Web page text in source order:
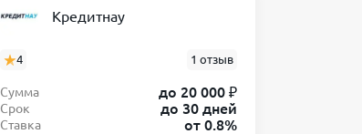
Кредитнау
4 1 отзыв
Сумма до 20 000 ₽
Срок до 30 дней
Ставка от 0.8%